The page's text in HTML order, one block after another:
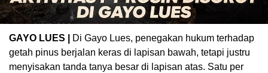
GAYO LUES |
Di Gayo Lues, penegakan hukum terhadap
getah pinus berjalan keras di lapisan bawah, tetapi justru
menyisakan tanda tanya besar di lapisan atas. Satu per